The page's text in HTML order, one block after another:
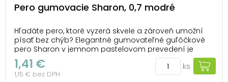
Pero gumovacie Sharon, 0,7 modré
Hľadáte pero, ktoré vyzerá skvele a zároveň umožní
písať bez chýb? Elegantné gumovateľné guľôčkové
pero Sharon v jemnom pastelovom prevedení je
presne to, čo potrebujete. Vďaka hrotu 0,7 mm píše
plynulo a sýto modro – ideálne na každodenné
poznámky, zápisky aj úlohy. Keď napíšete niečo
1,41 €
1,15 € bez DPH
ks